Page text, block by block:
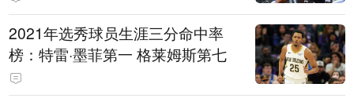
2021年选秀球员生涯三分命中率
榜：特雷·墨菲第一 格莱姆斯第七